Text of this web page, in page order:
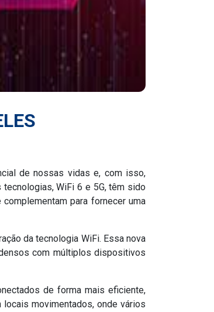
de nossas vidas e, com isso,
WiFi 6 e 5G, têm sido
para fornecer uma
da tecnologia WiFi. Essa nova
com múltiplos dispositivos
de forma mais eficiente,
movimentados, onde vários